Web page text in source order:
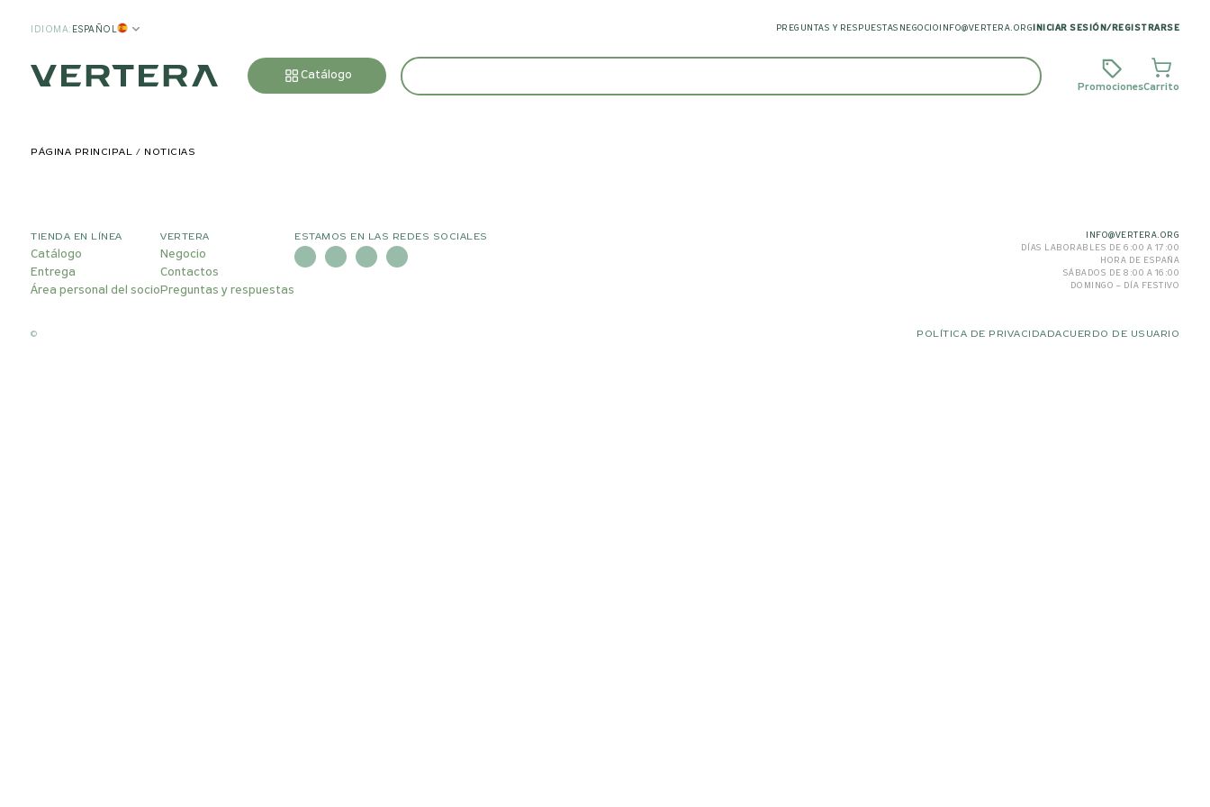
IDIOMA: ESPAÑOL PREGUNTAS Y RESPUESTAS NEGOCIO INFO@VERTERA.ORG INICIAR SESIÓN / REGISTRARSE
Catálogo
PromocionesCarrito
PÁGINA PRINCIPAL NOTICIAS
TIENDA EN LÍNEA
Catálogo
Entrega
Área personal del socio
VERTERA
Negocio
Contactos
Preguntas y respuestas
ESTAMOS EN LAS REDES SOCIALES
INFO@VERTERA.ORG
DÍAS LABORABLES DE 6:00 A 17:00
HORA DE ESPAÑA
SÁBADOS DE 8:00 A 16:00
DOMINGO – DÍA FESTIVO
© POLÍTICA DE PRIVACIDADACUERDO DE USUARIO